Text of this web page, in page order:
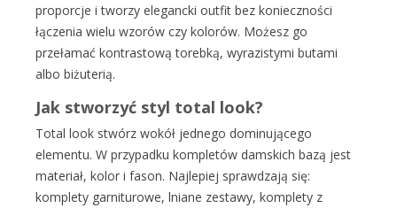
proporcje i tworzy elegancki outfit bez konieczności
łączenia wielu wzorów czy kolorów. Możesz go
przełamać kontrastową torebką, wyrazistymi butami
albo biżuterią.
Jak stworzyć styl total look?
Total look stwórz wokół jednego dominującego
elementu. W przypadku kompletów damskich bazą jest
materiał, kolor i fason. Najlepiej sprawdzają się:
komplety garniturowe, lniane zestawy, komplety z